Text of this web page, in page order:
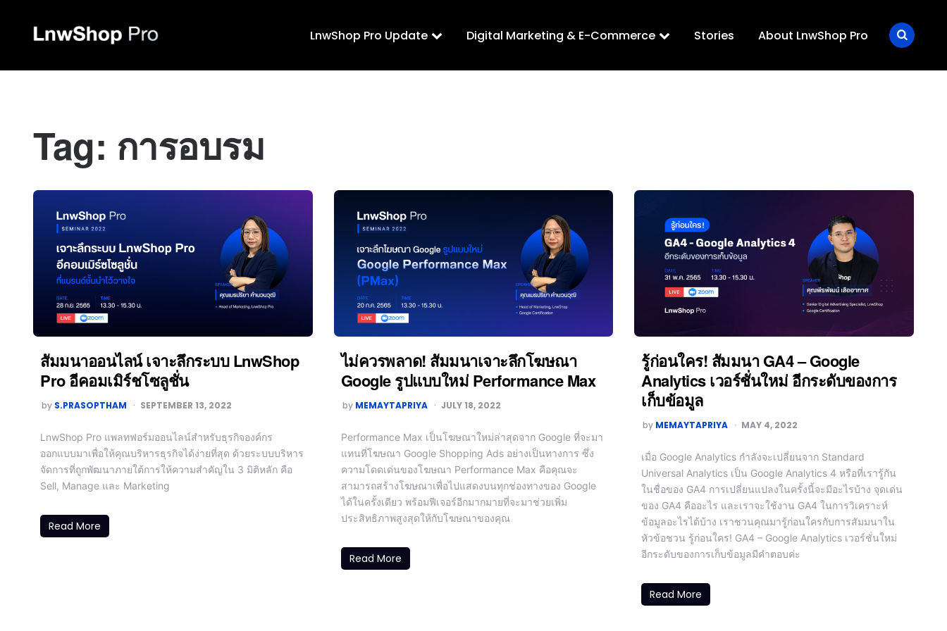
LnwShop Pro Update Digital Marketing & E-Commerce Stories About LnwShop Pro
Tag: การอบรม
สัมมนาออนไลน์ เจาะลึกระบบ LnwShop
Pro อีคอมเมิร์ชโซลูชั่น
by S.PRASOPTHAM SEPTEMBER 13, 2022
LnwShop Pro แพลทฟอร์มออนไลน์สำหรับธุรกิจองค์กร
ออกแบบมาเพื่อให้คุณบริหารธุรกิจได้ง่ายที่สุด ด้วยระบบบริหาร
จัดการที่ถูกพัฒนาภายใต้การให้ความสำคัญใน 3 มิติหลัก คือ
Sell, Manage และ Marketing
Read More
ไม่ควรพลาด! สัมมนาเจาะลึกโฆษณา
Google รูปแบบใหม่ Performance Max
by MEMAYTAPRIYA JULY 18, 2022
Performance Max เป็นโฆษณาใหม่ล่าสุดจาก Google ที่จะมา
แทนที่โฆษณา Google Shopping Ads อย่างเป็นทางการ ซึ่ง
ความโดดเด่นของโฆษณา Performance Max คือคุณจะ
สามารถสร้างโฆษณาเพื่อไปแสดงบนทุกช่องทางของ Google
ได้ในครั้งเดียว พร้อมฟีเจอร์อีกมากมายที่จะมาช่วยเพิ่ม
ประสิทธิภาพสูงสุดให้กับโฆษณาของคุณ
Read More
รู้ก่อนใคร! สัมมนา GA4 – Google
Analytics เวอร์ชั่นใหม่ อีกระดับของการ
เก็บข้อมูล
by MEMAYTAPRIYA MAY 4, 2022
เมื่อ Google Analytics กำลังจะเปลี่ยนจาก Standard
Universal Analytics เป็น Google Analytics 4 หรือที่เรารู้กัน
ในชื่อของ GA4 การเปลี่ยนแปลงในครั้งนี้จะมีอะไรบ้าง จุดเด่น
ของ GA4 คืออะไร และเราจะใช้งาน GA4 ในการวิเคราะห์
ข้อมูลอะไรได้บ้าง เราชวนคุณมารู้ก่อนใครกับการสัมมนาใน
หัวข้อชวน รู้ก่อนใคร! GA4 – Google Analytics เวอร์ชั่นใหม่
อีกระดับของการเก็บข้อมูลมีคำตอบค่ะ
Read More